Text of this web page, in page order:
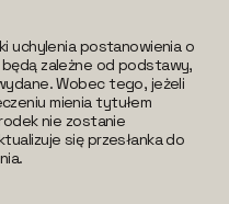
uchylenia postanowienia o
zależne od podstawy,
Wobec tego, jeżeli
mienia tytułem
nie zostanie
się przesłanka do